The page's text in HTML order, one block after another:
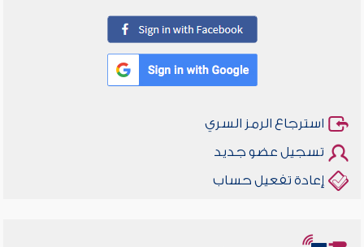
استرجاع الرمز السري
تسجيل عضو جديد
إعادة تفعيل حساب